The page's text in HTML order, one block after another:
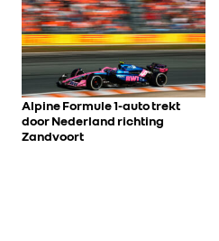
Alpine Formule 1-auto trekt
door Nederland richting
Zandvoort